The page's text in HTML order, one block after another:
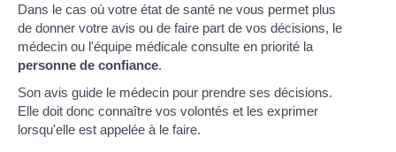
Dans le cas où votre état de santé ne vous permet plus
de donner votre avis ou de faire part de vos décisions, le
médecin ou l'équipe médicale consulte en priorité la
personne de confiance.
Son avis guide le médecin pour prendre ses décisions.
Elle doit donc connaître vos volontés et les exprimer
lorsqu'elle est appelée à le faire.